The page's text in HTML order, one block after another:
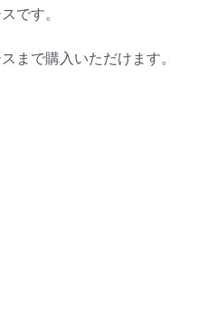
です。
まで購入いただけます。